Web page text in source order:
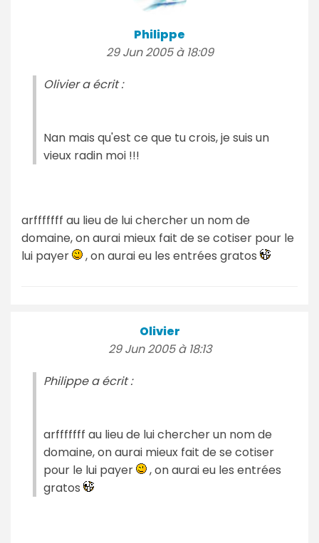
Philippe
29 Jun 2005 à 18:09
Olivier a écrit :
Nan mais qu'est ce que tu crois, je suis un
vieux radin moi !!!
arfffffff au lieu de lui chercher un nom de
domaine, on aurai mieux fait de se cotiser pour le
lui payer
, on aurai eu les entrées gratos
Olivier
29 Jun 2005 à 18:13
Philippe a écrit :
arfffffff au lieu de lui chercher un nom de
domaine, on aurai mieux fait de se cotiser
pour le lui payer
, on aurai eu les entrées
gratos